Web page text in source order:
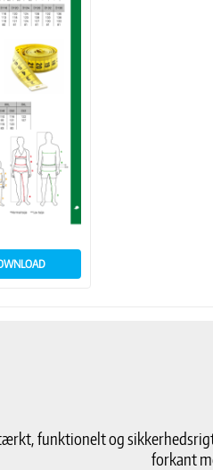
funktionelt og
forkant